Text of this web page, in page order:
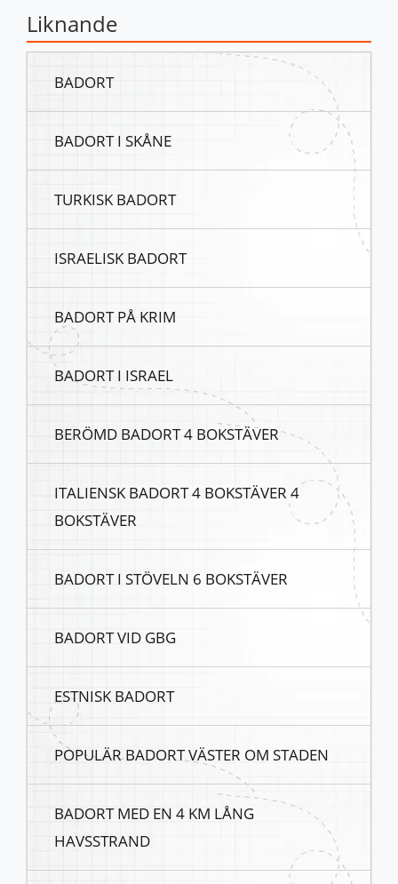
Liknande
BADORT
BADORT I SKÅNE
TURKISK BADORT
ISRAELISK BADORT
BADORT PÅ KRIM
BADORT I ISRAEL
BERÖMD BADORT 4 BOKSTÄVER
ITALIENSK BADORT 4 BOKSTÄVER 4
BOKSTÄVER
BADORT I STÖVELN 6 BOKSTÄVER
BADORT VID GBG
ESTNISK BADORT
POPULÄR BADORT VÄSTER OM STADEN
BADORT MED EN 4 KM LÅNG
HAVSSTRAND